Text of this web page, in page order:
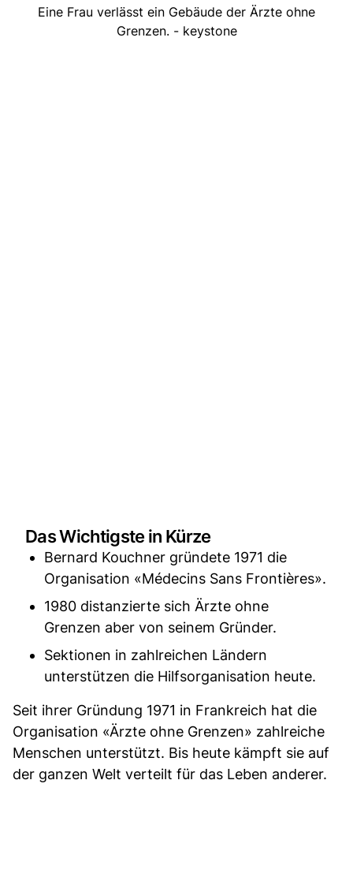
Eine Frau verlässt ein Gebäude der Ärzte ohne
Grenzen. - keystone
Das Wichtigste in Kürze
Bernard Kouchner gründete 1971 die
Organisation «Médecins Sans Frontières».
1980 distanzierte sich Ärzte ohne
Grenzen aber von seinem Gründer.
Sektionen in zahlreichen Ländern
unterstützen die Hilfsorganisation heute.
Seit ihrer Gründung 1971 in Frankreich hat die
Organisation «Ärzte ohne Grenzen» zahlreiche
Menschen unterstützt. Bis heute kämpft sie auf
der ganzen Welt verteilt für das Leben anderer.